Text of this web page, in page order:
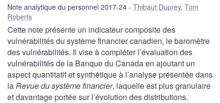
Note analytique du personnel 2017-24 Thibaut Duprey, Tom
Roberts
Cette note présente un indicateur composite des
vulnérabilités du système financier canadien, le baromètre
des vulnérabilités. Il vise à compléter l’évaluation des
vulnérabilités de la Banque du Canada en ajoutant un
aspect quantitatif et synthétique à l’analyse présentée dans
laRevue du système financier, laquelle est plus granulaire
et davantage portée sur l’évolution des distributions.